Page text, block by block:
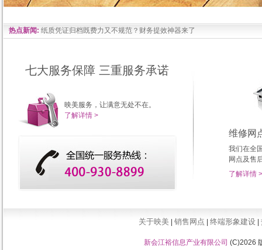
热点新闻: 纸质凭证归档既费力又不规范？财务提效神器来了
七大服务保障 三重服务承诺
映美服务，让满意无处不在。
了解详情 >
维修网
我们在全
网点及售
了解详情 >
关于映美 销售网点 终端形象建设
新会江裕信息产业有限公司 (C)2026